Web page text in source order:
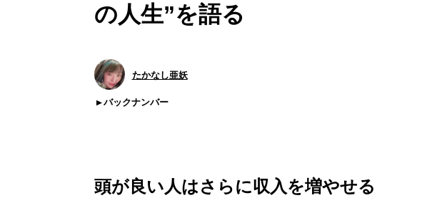
の人生”を語る
たかなし亜妖
バックナンバー
頭が良い人はさらに収入を増やせる